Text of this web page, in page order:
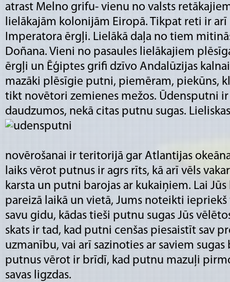
atrast Melno grifu- vienu no valsts
lielākajām kolonijām Eiropā. Tikpat reti ir
Imperatora ērgļi. Lielākā daļa no tiem
Doñana. Vieni no pasaules lielākajiem
ērgļi un Ēģiptes grifi dzīvo Andalūzijas
mazāki plēsīgie putni, piemēram, piekūns,
tikt novētori zemienes mežos. Ūdensputni
daudzumos, nekā citas putnu sugas.
novērošanai ir teritorijā gar Atlantijas
laiks vērot putnus ir agrs rīts, kā arī vēls
karsta un putni barojas ar kukaiņiem. Lai
pareizā laikā un vietā, Jums noteikti
savu gidu, kādas tieši putnu sugas Jūs
skats ir tad, kad putni cenšas piesaistīt sav
uzmanību, vai arī sazinoties ar saviem
putnus vērot ir brīdī, kad putnu mazuļi
savas ligzdas.